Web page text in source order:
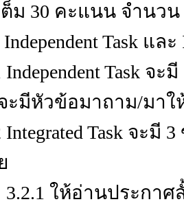
ม 30 คะแนน จำนวน
Task และ
Task จะมี
ะมีหัวข้อมาถาม/มา
Task จะมี
อ่านประกาศสั้น